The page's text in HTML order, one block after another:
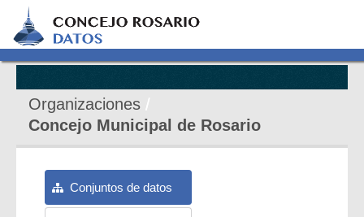
Organizaciones
Concejo Municipal de Rosario
Conjuntos de datos